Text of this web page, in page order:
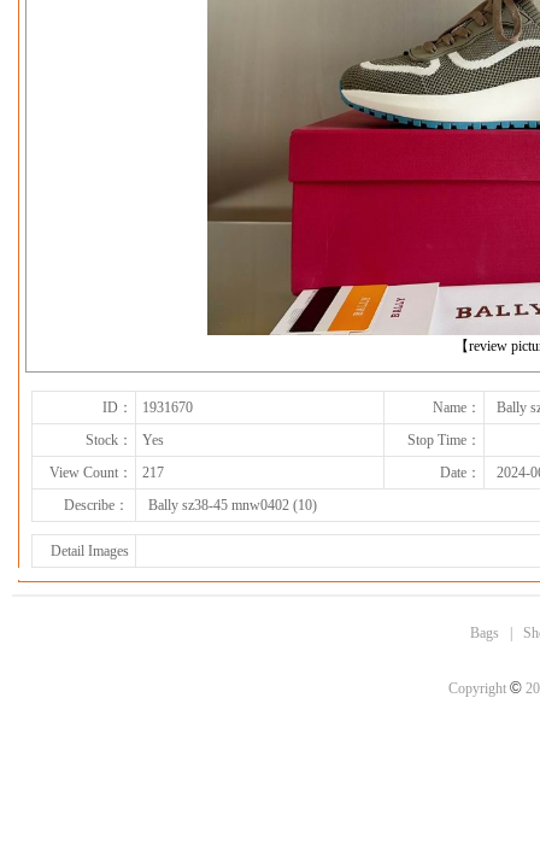
【review
下一张
ID： 1931670 Name：
Bally
Stock：
Yes
Stop Time：
View Count：
217 Date：
2024-
Describe：
Bally sz38-45 mnw0402 (10)
Detail Images
Bags
Copyright ©